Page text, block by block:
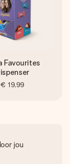
Favourites
€ 19,99
jou